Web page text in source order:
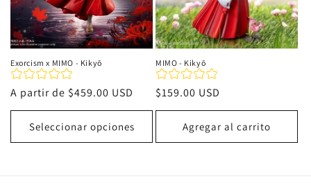
Exorcism x MIMO - Kikyō
Precio
habitual
A partir de $459.00 USD
Seleccionar opciones
MIMO - Kikyō
Precio
habitual
$159.00 USD
Agregar al carrito